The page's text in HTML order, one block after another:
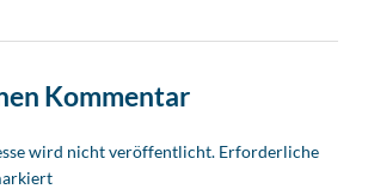
Kommentar
wird nicht veröffentlicht. Erforderliche